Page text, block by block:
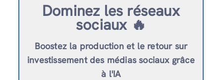
Dominez les réseaux
sociaux 🔥
Boostez la production et le retour sur
investissement des médias sociaux grâce
à l'IA